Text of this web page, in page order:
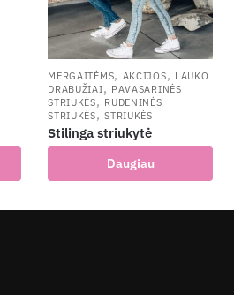
be
chosen
the
product
page
MERGAITĖMS, AKCIJOS, LAUKO
DRABUŽIAI, PAVASARINĖS
STRIUKĖS, RUDENINĖS
STRIUKĖS,STRIUKĖS
Stilinga striukytė
Daugiau